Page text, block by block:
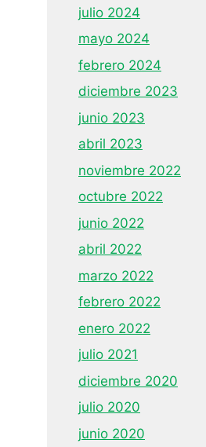
julio 2024
mayo 2024
febrero 2024
diciembre 2023
junio 2023
abril 2023
noviembre 2022
octubre 2022
junio 2022
abril 2022
marzo 2022
febrero 2022
enero 2022
julio 2021
diciembre 2020
julio 2020
junio 2020